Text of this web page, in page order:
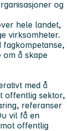
og
hele landet,
virksomheter.
fagkompetanse,
om å skape
med å
offentlig sektor,
referanser
vil få en
offentlig